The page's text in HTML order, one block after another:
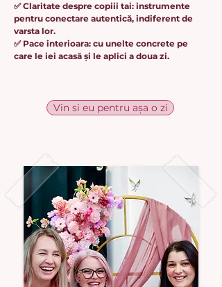
Vin si eu pentru așa o zi
✅ Claritate despre copiii tai: instrumente
pentru conectare autentică, indiferent de
varsta lor.
✅ Pace interioara: cu unelte concrete pe
care le iei acasă și le aplici a doua zi.